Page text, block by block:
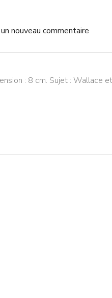
nouveau commentaire
: 8 cm. Sujet : Wallace